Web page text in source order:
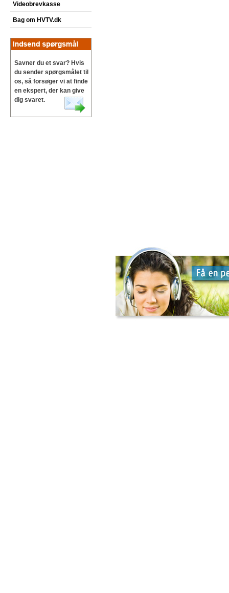
Videobrevkasse
Bag om HVTV.dk
Savner du et svar? Hvis
du sender spørgsmålet til
os, så forsøger vi at finde
en ekspert, der kan give
dig svaret.